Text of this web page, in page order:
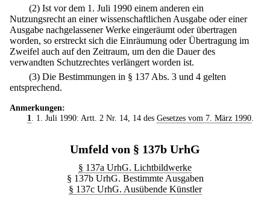
(2) Ist vor dem 1. Juli 1990 einem anderen ein
Nutzungsrecht an einer wissenschaftlichen Ausgabe oder einer
Ausgabe nachgelassener Werke eingeräumt oder übertragen
worden, so erstreckt sich die Einräumung oder Übertragung im
Zweifel auch auf den Zeitraum, um den die Dauer des
verwandten Schutzrechtes verlängert worden ist.
(3) Die Bestimmungen in § 137 Abs. 3 und 4 gelten
entsprechend.
Anmerkungen:
1
. 1. Juli 1990: Artt. 2 Nr. 14, 14 des Gesetzes vom 7. März 1990.
Umfeld von § 137b UrhG
§ 137a UrhG. Lichtbildwerke
§ 137b UrhG. Bestimmte Ausgaben
§ 137c UrhG. Ausübende Künstler